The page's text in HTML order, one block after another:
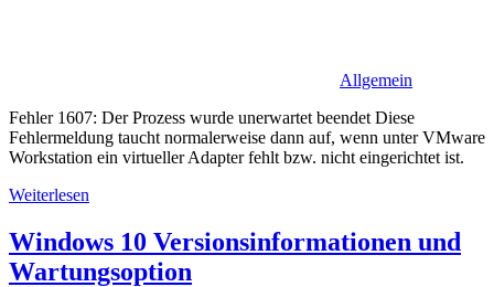
Allgemein
Fehler 1607: Der Prozess wurde unerwartet beendet Diese
Fehlermeldung taucht normalerweise dann auf, wenn unter VMware
Workstation ein virtueller Adapter fehlt bzw. nicht eingerichtet ist.
Weiterlesen
Windows 10 Versionsinformationen und
Wartungsoption